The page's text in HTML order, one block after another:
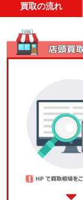
買取の流れ